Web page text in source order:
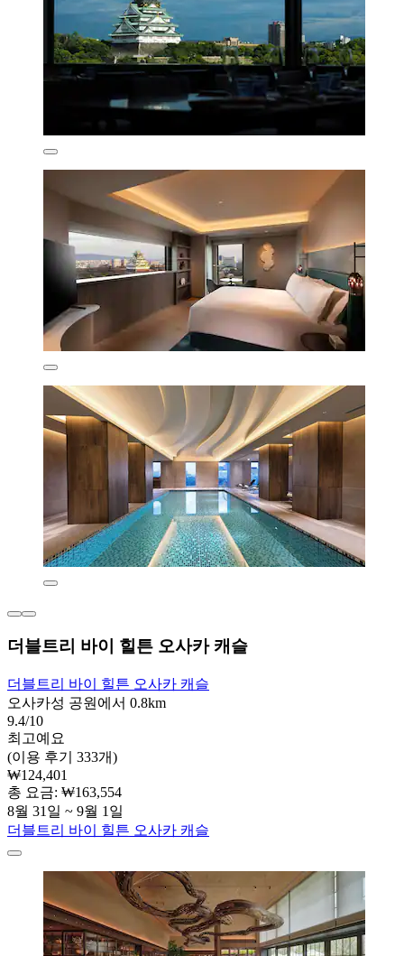
더블트리 바이 힐튼 오사카 캐슬
더블트리 바이 힐튼 오사카 캐슬
오사카성 공원에서 0.8km
9.4/10
최고예요
(이용 후기 333개)
₩124,401
총 요금: ₩163,554
8월 31일 ~ 9월 1일
더블트리 바이 힐튼 오사카 캐슬